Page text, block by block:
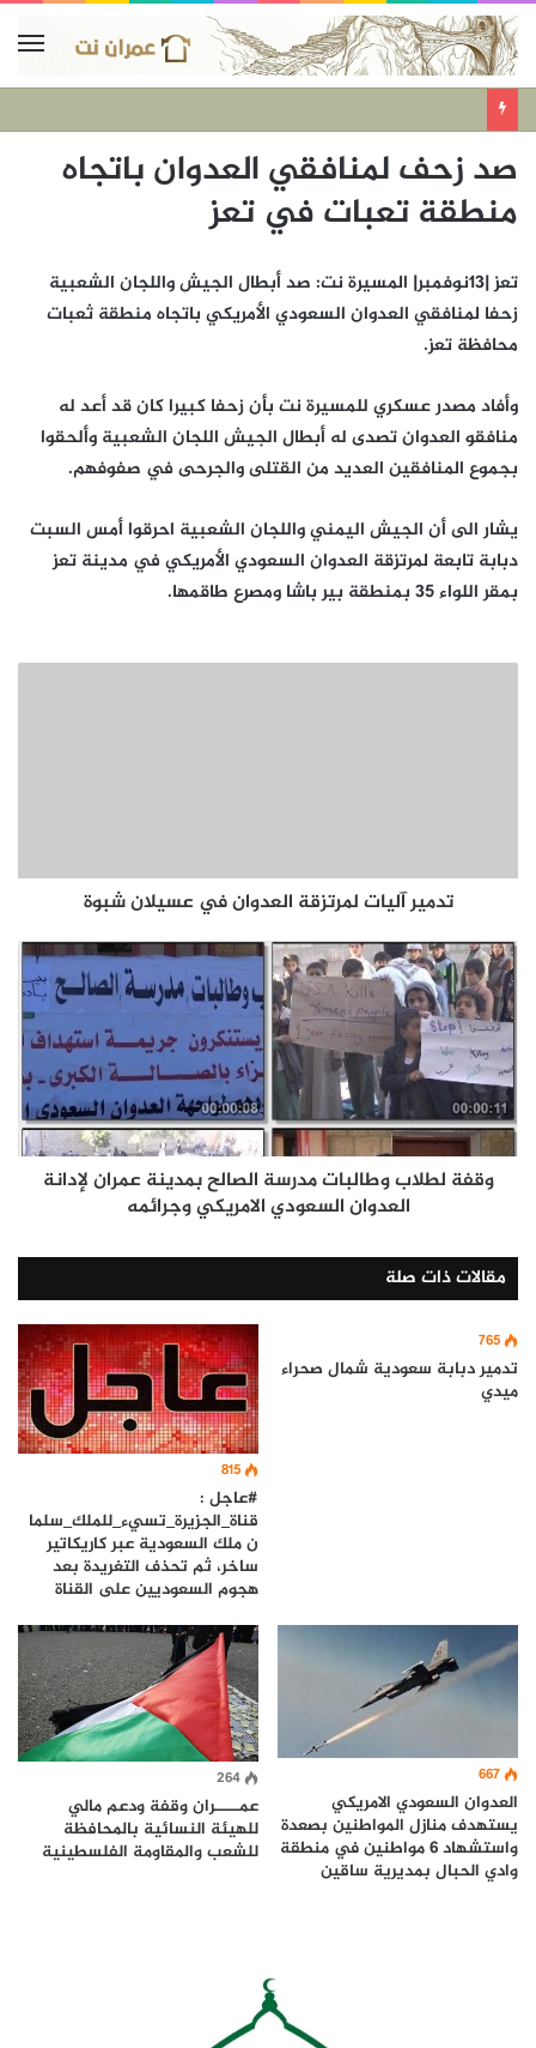
صد زحف لمنافقي العدوان باتجاه
منطقة تعبات في تعز
تعز |13نوفمبر| المسيرة نت: صد أبطال الجيش واللجان الشعبية
زحفا لمنافقي العدوان السعودي الأمريكي باتجاه منطقة ثعبات
محافظة تعز.
وأفاد مصدر عسكري للمسيرة نت بأن زحفا كبيرا كان قد أعد له
منافقو العدوان تصدى له أبطال الجيش اللجان الشعبية وألحقوا
بجموع المنافقين العديد من القتلى والجرحى في صفوفهم.
يشار الى أن الجيش اليمني واللجان الشعبية احرقوا أمس السبت
دبابة تابعة لمرتزقة العدوان السعودي الأمريكي في مدينة تعز
بمقر اللواء 35 بمنطقة بير باشا ومصرع طاقمها.
تدمير آليات لمرتزقة العدوان في عسيلان شبوة
وقفة لطلاب وطالبات مدرسة الصالح بمدينة عمران لإدانة
العدوان السعودي الامريكي وجرائمه
مقالات ذات صلة
765
تدمير دبابة سعودية شمال صحراء
ميدي
815
#عاجل :
قناة_الجزيرة_تسيء_للملك_سلما
ن ملك السعودية عبر كاريكاتير
ساخر، ثم تحذف التغريدة بعد
هجوم السعوديين على القناة
667
العدوان السعودي الامريكي
يستهدف منازل المواطنين بصعدة
واستشهاد 6 مواطنين في منطقة
وادي الحبال بمديرية ساقين
264
عمــــران وقفة ودعم مالي
للهيئة النسائية بالمحافظة
للشعب والمقاومة الفلسطينية